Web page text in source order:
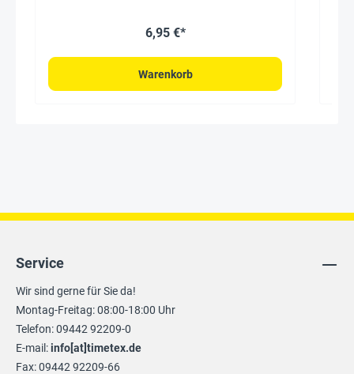
6,95 €*
Warenkorb
Service
Wir sind gerne für Sie da!
Montag-Freitag: 08:00-18:00 Uhr
Telefon: 09442 92209-0
E-mail:info[at]timetex.de
Fax: 09442 92209-66